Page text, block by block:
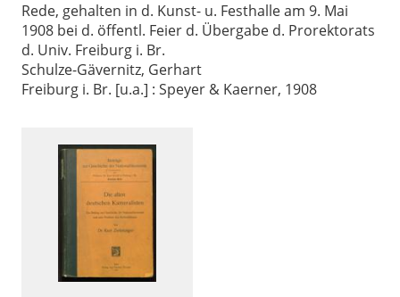
Rede, gehalten in d. Kunst- u. Festhalle am 9. Mai
1908 bei d. öffentl. Feier d. Übergabe d. Prorektorats
d. Univ. Freiburg i. Br.
Schulze-Gävernitz, Gerhart
Freiburg i. Br. [u.a.] : Speyer & Kaerner, 1908